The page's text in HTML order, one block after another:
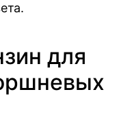
для